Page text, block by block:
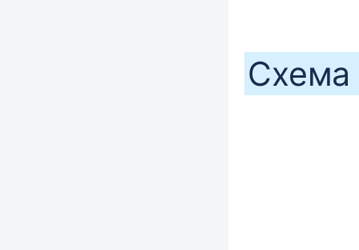
Схема